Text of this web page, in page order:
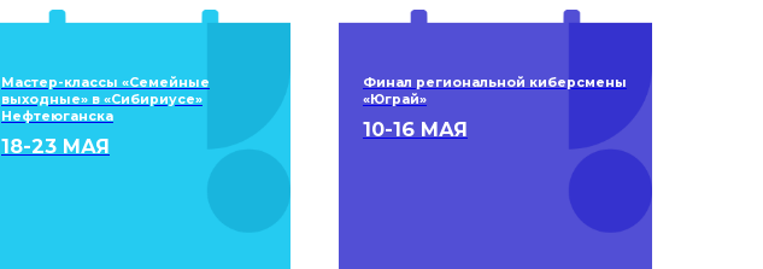
Мастер-классы «Семейные
выходные» в «Сибириусе»
Нефтеюганска
18-23 МАЯ
Финал региональной киберсмены
«Юграй»
10-16 МАЯ